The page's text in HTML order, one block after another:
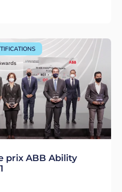
prix ABB Ability